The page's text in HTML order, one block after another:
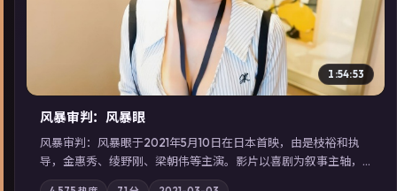
1:54:53
风暴审判：风暴眼
风暴审判：风暴眼于2021年5月10日在日本首映，由是枝裕和执
导，金惠秀、绫野刚、梁朝伟等主演。影片以喜剧为叙事主轴，
边境小镇的平静被一封匿名信彻底打破；摄影与配乐强化地域气